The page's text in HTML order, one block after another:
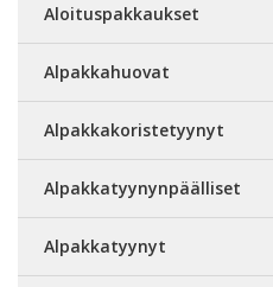
Aloituspakkaukset
Alpakkahuovat
Alpakkakoristetyynyt
Alpakkatyynynpäälliset
Alpakkatyynyt